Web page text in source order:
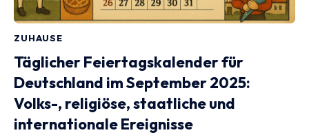
ZUHAUSE
Täglicher Feiertagskalender für
Deutschland im September 2025:
Volks-, religiöse, staatliche und
internationale Ereignisse